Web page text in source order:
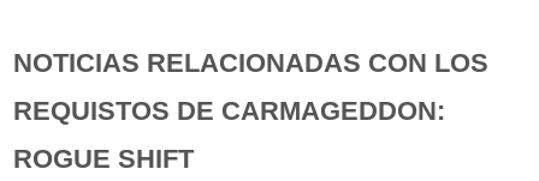
NOTICIAS RELACIONADAS CON LOS
REQUISTOS DE CARMAGEDDON:
ROGUE SHIFT